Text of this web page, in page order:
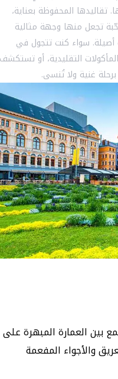
تقاليدها المحفوظة بعناية،
تجعل منها وجهة مثالية
أصيلة. سواء كنت تتجول في
التقليدية، أو تستكشف
غنية ولا تُنسى.
بين العمارة المبهرة على
والأجواء المفعمة